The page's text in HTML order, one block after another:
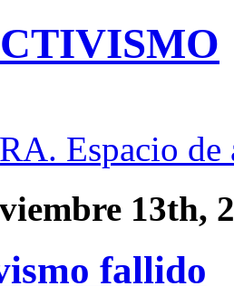
Espacio de
13th,
fallido